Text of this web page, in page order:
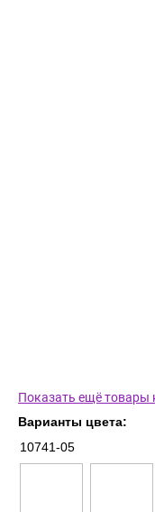
Показать ещё товары
Варианты цвета:
10741-05